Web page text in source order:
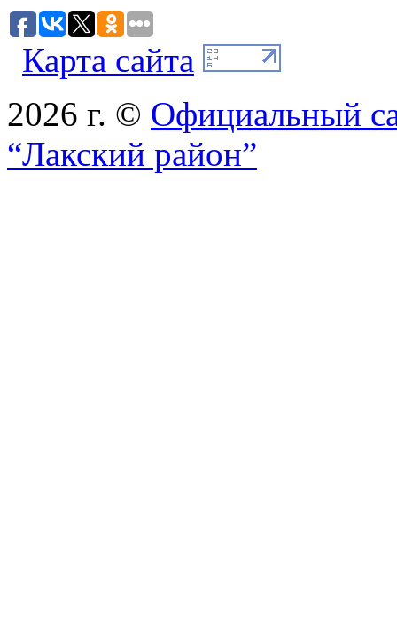
Карта сайта
2026 г. © Официальный
“Лакский район”